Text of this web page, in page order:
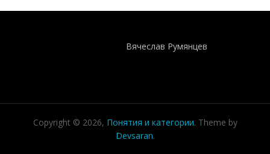
Вячеслав Румянцев
Copyright © 2026, Понятия и категории. Theme by
Devsaran.